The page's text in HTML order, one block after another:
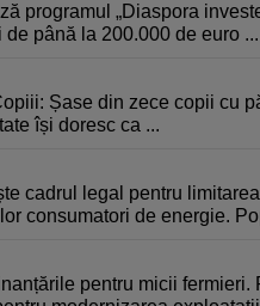
programul „Diaspora
de până la 200.000 de euro ...
Șase din zece copii cu
își doresc ca ...
cadrul legal pentru limitarea
consumatori de energie.
pentru micii fermieri.